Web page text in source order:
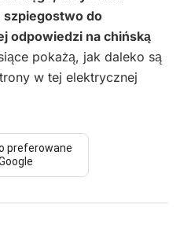
do
odpowiedzi na chińską
pokażą, jak daleko są
w tej elektrycznej
preferowane